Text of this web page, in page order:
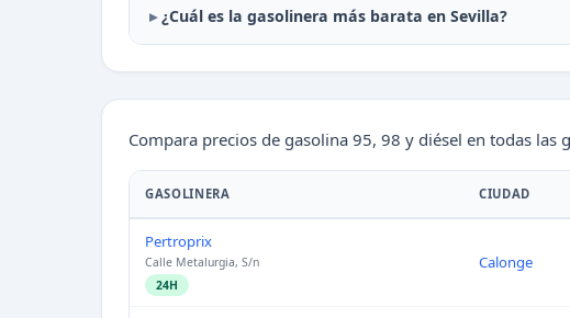
¿Cuál es la gasolinera más barata en Sevilla?
Compara precios de gasolina 95, 98 y diésel en todas las
GASOLINERA CIUDAD
Pertroprix
Calle Metalurgia, S/n
24H
Calonge